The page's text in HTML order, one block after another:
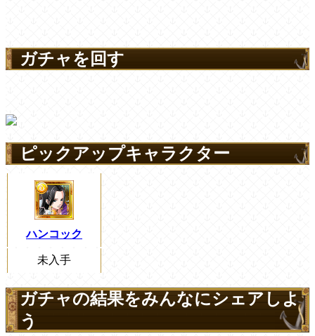
ガチャを回す
ピックアップキャラクター
ハンコック
未入手
ガチャの結果をみんなにシェアしよ
う